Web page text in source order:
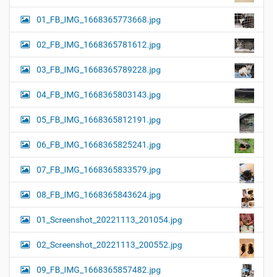
01_FB_IMG_1668365773668.jpg
02_FB_IMG_1668365781612.jpg
03_FB_IMG_1668365789228.jpg
04_FB_IMG_1668365803143.jpg
05_FB_IMG_1668365812191.jpg
06_FB_IMG_1668365825241.jpg
07_FB_IMG_1668365833579.jpg
08_FB_IMG_1668365843624.jpg
01_Screenshot_20221113_201054.jpg
02_Screenshot_20221113_200552.jpg
09_FB_IMG_1668365857482.jpg